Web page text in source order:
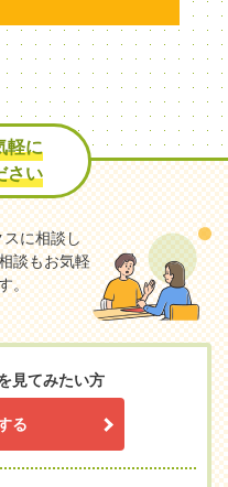
軽に
さい
スに相談し
談もお気軽
。
見てみたい方
る